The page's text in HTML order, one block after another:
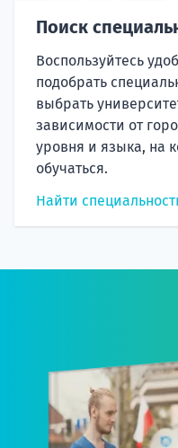
Поиск
Воспользуйтесь
подобрать
выбрать
зависимости от
уровня и языка, на
обучаться.
Найти